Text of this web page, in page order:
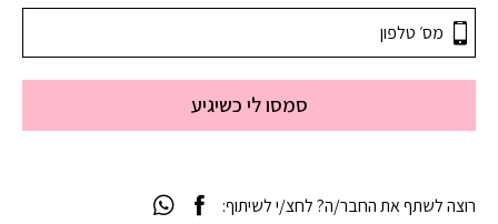
סמסו לי כשיגיע
רוצה לשתף את החבר/ה? לחצ/י לשיתוף: